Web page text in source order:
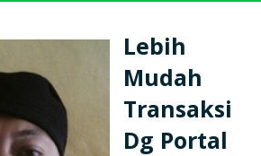
Token PLN murah
Bonus Mingguan
Deposit
Lebih
Mudah
Transaksi
Dg Portal